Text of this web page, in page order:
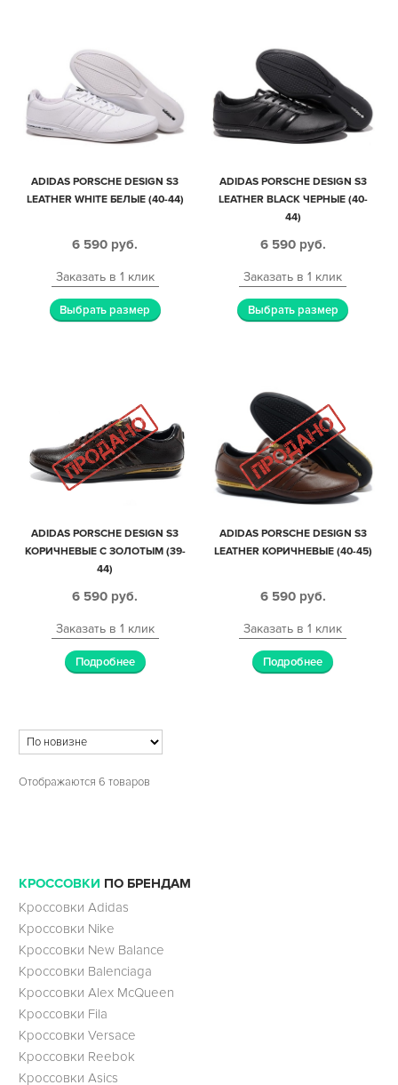
ADIDAS PORSCHE DESIGN S3
LEATHER WHITE БЕЛЫЕ (40-44)
6 590 руб.
Заказать в 1 клик
Выбрать размер
ADIDAS PORSCHE DESIGN S3
LEATHER BLACK ЧЕРНЫЕ (40-
44)
6 590 руб.
Заказать в 1 клик
Выбрать размер
ADIDAS PORSCHE DESIGN S3
КОРИЧНЕВЫЕ С ЗОЛОТЫМ (39-
44)
6 590 руб.
Заказать в 1 клик
Подробнее
ADIDAS PORSCHE DESIGN S3
LEATHER КОРИЧНЕВЫЕ (40-45)
6 590 руб.
Заказать в 1 клик
Подробнее
Отображаются 6 товаров
КРОССОВКИ ПО БРЕНДАМ
Кроссовки Adidas
Кроссовки Nike
Кроссовки New Balance
Кроссовки Balenciaga
Кроссовки Alex McQueen
Кроссовки Fila
Кроссовки Versace
Кроссовки Reebok
Кроссовки Asics